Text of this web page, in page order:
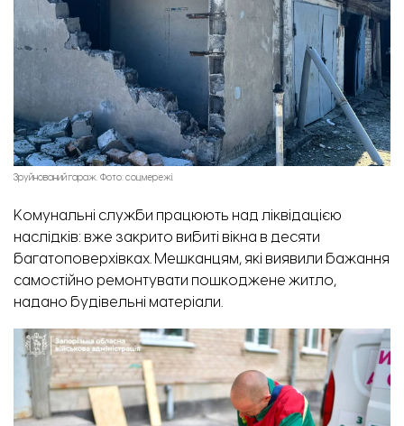
Зруйнований гараж. Фото: соцмережі.
Комунальні служби працюють над ліквідацією
наслідків: вже закрито вибиті вікна в десяти
багатоповерхівках. Мешканцям, які виявили бажання
самостійно ремонтувати пошкоджене житло,
надано будівельні матеріали.